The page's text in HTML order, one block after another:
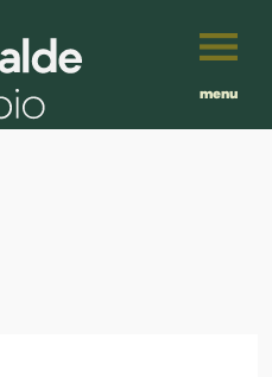
menu
Português